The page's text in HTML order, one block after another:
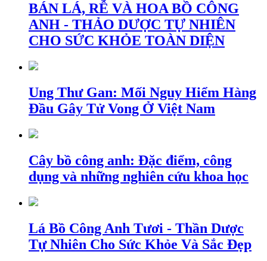
BÁN LÁ, RỄ VÀ HOA BỒ CÔNG
ANH - THẢO DƯỢC TỰ NHIÊN
CHO SỨC KHỎE TOÀN DIỆN
Ung Thư Gan: Mối Nguy Hiểm Hàng
Đầu Gây Tử Vong Ở Việt Nam
Cây bồ công anh: Đặc điểm, công
dụng và những nghiên cứu khoa học
Lá Bồ Công Anh Tươi - Thần Dược
Tự Nhiên Cho Sức Khỏe Và Sắc Đẹp